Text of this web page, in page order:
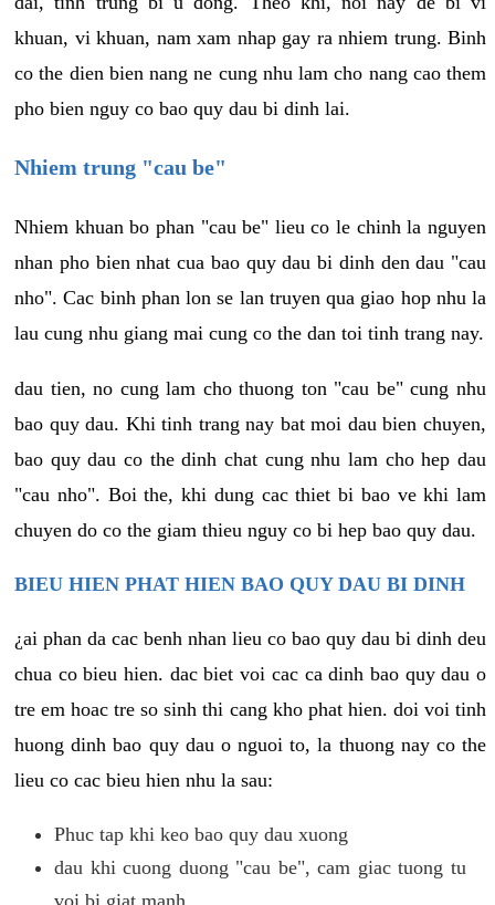
khuan, vi khuan, nam xam nhap gay ra nhiem trung. Binh
co the dien bien nang ne cung nhu lam cho nang cao them
pho bien nguy co bao quy dau bi dinh lai.
Nhiem trung "cau be"
Nhiem khuan bo phan "cau be" lieu co le chinh la nguyen
nhan pho bien nhat cua bao quy dau bi dinh den dau "cau
nho". Cac binh phan lon se lan truyen qua giao hop nhu la
lau cung nhu giang mai cung co the dan toi tinh trang nay.
dau tien, no cung lam cho thuong ton "cau be" cung nhu
bao quy dau. Khi tinh trang nay bat moi dau bien chuyen,
bao quy dau co the dinh chat cung nhu lam cho hep dau
"cau nho". Boi the, khi dung cac thiet bi bao ve khi lam
chuyen do co the giam thieu nguy co bi hep bao quy dau.
BIEU HIEN PHAT HIEN BAO QUY DAU BI DINH
¿ai phan da cac benh nhan lieu co bao quy dau bi dinh deu
chua co bieu hien. dac biet voi cac ca dinh bao quy dau o
tre em hoac tre so sinh thi cang kho phat hien. doi voi tinh
huong dinh bao quy dau o nguoi to, la thuong nay co the
lieu co cac bieu hien nhu la sau:
Phuc tap khi keo bao quy dau xuong
dau khi cuong duong "cau be", cam giac tuong tu